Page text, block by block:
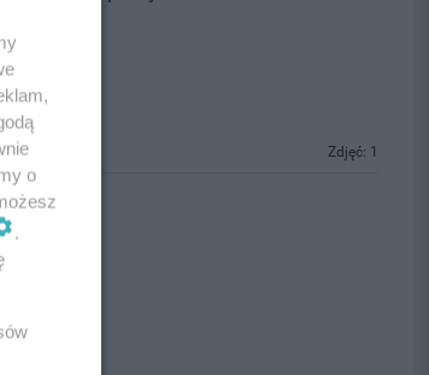
Zdjęć: 1
o
.